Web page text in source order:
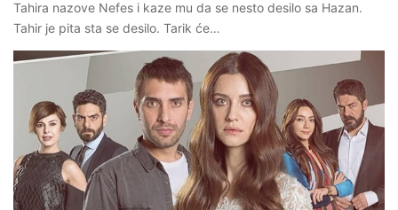
Tahira nazove Nefes i kaze mu da se nesto desilo sa Hazan.
Tahir je pita sta se desilo. Tarik će…